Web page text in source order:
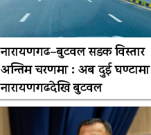
नारायणगढ–बुटवल सडक विस्तार
अन्तिम चरणमा : अब दुई घण्टामा
नारायणगढदेखि बुटवल